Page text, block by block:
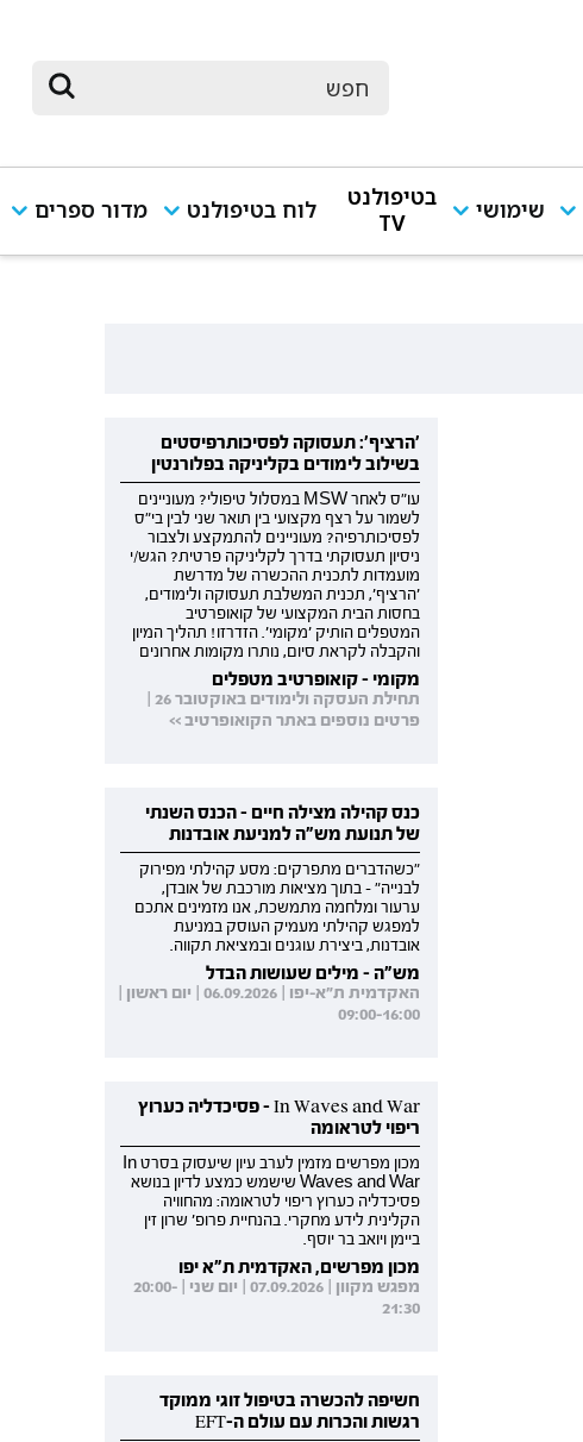
שימושי
בטיפולנט
TV
לוח בטיפולנט מדור ספרים
'הרציף': תעסוקה לפסיכותרפיסטים
בשילוב לימודים בקליניקה בפלורנטין
עו"ס לאחר MSW במסלול טיפולי? מעוניינים
לשמור על רצף מקצועי בין תואר שני לבין בי"ס
לפסיכותרפיה? מעוניינים להתמקצע ולצבור
ניסיון תעסוקתי בדרך לקליניקה פרטית? הגש/י
מועמדות לתכנית ההכשרה של מדרשת
'הרציף', תכנית המשלבת תעסוקה ולימודים,
בחסות הבית המקצועי של קואופרטיב
המטפלים הותיק 'מקומי'. הזדרזו! תהליך המיון
והקבלה לקראת סיום, נותרו מקומות אחרונים
מקומי - קואופרטיב מטפלים
תחילת העסקה ולימודים באוקטובר 26 |
פרטים נוספים באתר הקואופרטיב >>
כנס קהילה מצילה חיים - הכנס השנתי
של תנועת מש"ה למניעת אובדנות
"כשהדברים מתפרקים: מסע קהילתי מפירוק
לבנייה" - בתוך מציאות מורכבת של אובדן,
ערעור ומלחמה מתמשכת, אנו מזמינים אתכם
למפגש קהילתי מעמיק העוסק במניעת
אובדנות, ביצירת עוגנים ובמציאת תקווה.
מש"ה - מילים שעושות הבדל
האקדמית ת"א-יפו | 06.09.2026 | יום ראשון |
09:00-16:00
In Waves and War - פסיכדליה כערוץ
ריפוי לטראומה
מכון מפרשים מזמין לערב עיון שיעסוק בסרט In
Waves and War שישמש כמצע לדיון בנושא
פסיכדליה כערוץ ריפוי לטראומה: מהחוויה
הקלינית לידע מחקרי. בהנחיית פרופ' שרון זין
ביימן ויואב בר יוסף.
מכון מפרשים, האקדמית ת"א יפו
מפגש מקוון | 07.09.2026 | יום שני | 20:00-
21:30
חשיפה להכשרה בטיפול זוגי ממוקד
רגשות והכרות עם עולם ה-EFT